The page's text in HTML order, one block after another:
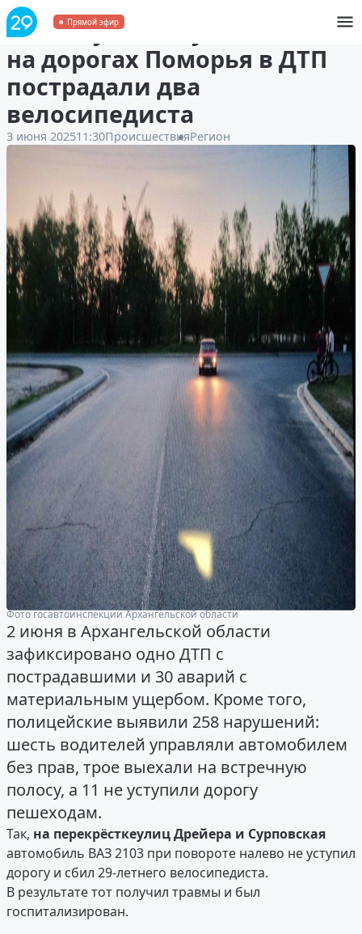
Прямой эфир
За минувшие сутки
на дорогах Поморья в ДТП
пострадали два
велосипедиста
3 июня 202511:30ПроисшествияРегион
Фото госавтоинспекции Архангельской области
2 июня в Архангельской области
зафиксировано одно ДТП с
пострадавшими и 30 аварий с
материальным ущербом. Кроме того,
полицейские выявили 258 нарушений:
шесть водителей управляли автомобилем
без прав, трое выехали на встречную
полосу, а 11 не уступили дорогу
пешеходам.
Так, на перекрёсткеулиц Дрейера и Сурповская
автомобиль ВАЗ 2103 при повороте налево не уступил
дорогу и сбил 29-летнего велосипедиста.
В результате тот получил травмы и был
госпитализирован.